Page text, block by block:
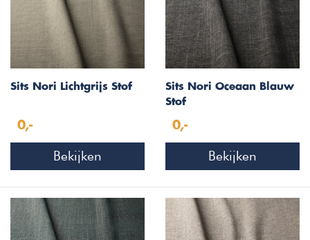
Sits Nori Lichtgrijs Stof
0,-
Bekijken
Sits Nori Oceaan Blauw
Stof
0,-
Bekijken